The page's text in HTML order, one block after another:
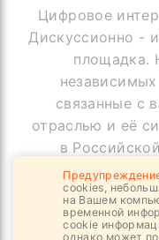
Цифровое
Дискуссионно -
площадка.
связанные с
отраслью и её
в
публикации
не
cookies,
на Вашем
временной
cookie
однако может